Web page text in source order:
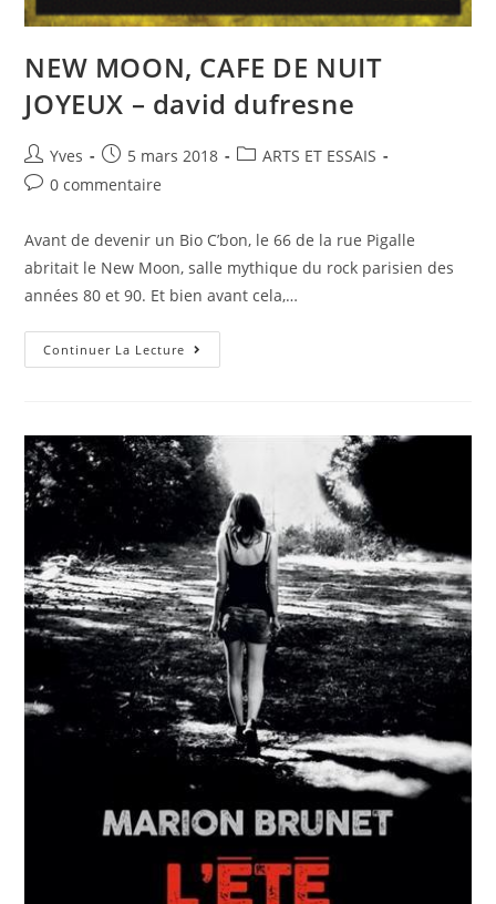
NEW MOON, CAFE DE NUIT
JOYEUX – david dufresne
Yves 5 mars 2018
ARTS ET ESSAIS
0 commentaire
Avant de devenir un Bio C’bon, le 66 de la rue Pigalle
abritait le New Moon, salle mythique du rock parisien des
années 80 et 90. Et bien avant cela,…
Continuer La Lecture